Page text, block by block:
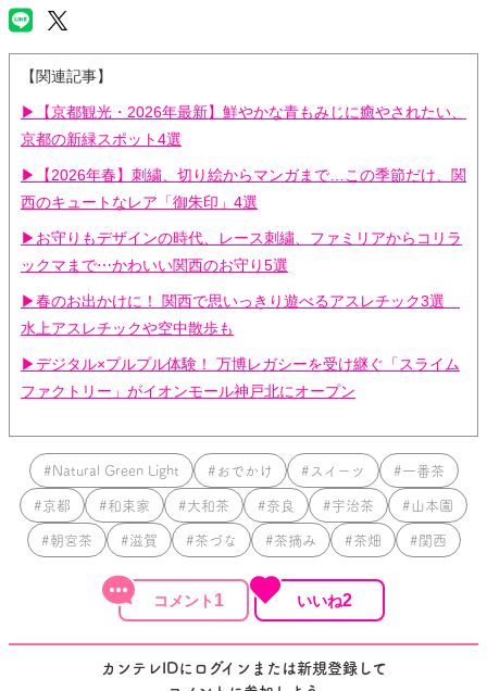
【関連記事】
▶【京都観光・2026年最新】鮮やかな青もみじに癒やされたい、
京都の新緑スポット4選
▶【2026年春】刺繍、切り絵からマンガまで…この季節だけ、関
西のキュートなレア「御朱印」4選
▶お守りもデザインの時代、レース刺繍、ファミリアからコリラ
ックマまで⋯かわいい関西のお守り5選
▶春のお出かけに！ 関西で思いっきり遊べるアスレチック3選
水上アスレチックや空中散歩も
▶デジタル×プルプル体験！ 万博レガシーを受け継ぐ「スライム
ファクトリー」がイオンモール神戸北にオープン
#Natural Green Light #おでかけ #スイーツ #一番茶
#京都 #和束家 #大和茶 #奈良 #宇治茶 #山本園
#朝宮茶 #滋賀 #茶づな #茶摘み #茶畑 #関西
1 2
カンテレIDにログインまたは新規登録して